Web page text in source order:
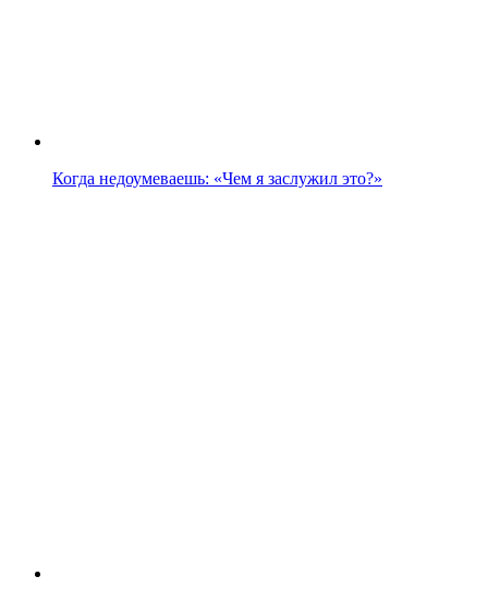
Когда недоумеваешь: «Чем я заслужил это?»